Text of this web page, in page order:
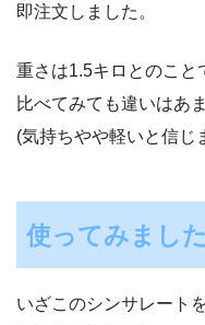
即注文しました。
重さは1.5キロとのこと
比べてみても違いはあ
(気持ちやや軽いと信じ
使ってみまし
いざこのシンサレート